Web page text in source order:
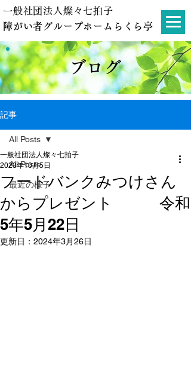
一般社団法人燦々七拍子
障がい者グループホームらくら亭
ブログ
記事
All Posts
最近の様子
All Posts
フードバンクみつけさん
からプレゼント 令和
5年5月22日
一般社団法人燦々七拍子
2023年10月5日
更新日： 2024年3月26日